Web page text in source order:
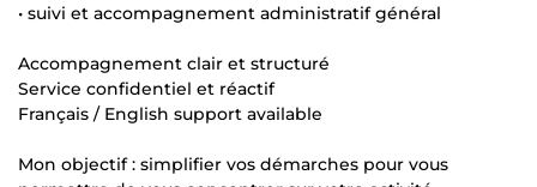
• suivi et accompagnement administratif général
Accompagnement clair et structuré
Service confidentiel et réactif
Français / English support available
Mon objectif : simplifier vos démarches pour vous